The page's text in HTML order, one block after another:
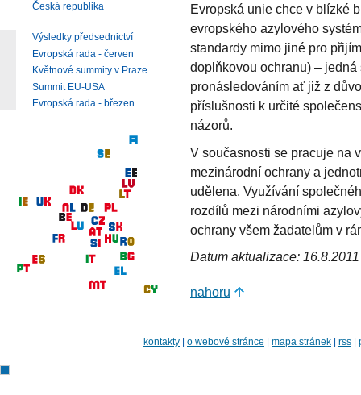
Evropská unie chce v blízké
evropského azylového
standardy mimo jiné pro
doplňkovou ochranu) –
pronásledováním ať již z
příslušnosti k určité
názorů.
V současnosti se pracuje na
mezinárodní ochrany a
udělena. Využívání
rozdílů mezi národními
ochrany všem žadatelům v
Datum aktualizace:
nahoru
Česká republika
Výsledky předsednictví
Evropská rada - červen
Květnové summity v Praze
Summit EU-USA
Evropská rada - březen
kontakty o webové stránce mapa stránek rss